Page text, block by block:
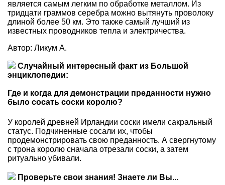
является самым легким по обработке металлом. Из
тридцати граммов серебра можно вытянуть проволоку
длиной более 50 км. Это также самый лучший из
известных проводников тепла и электричества.
Автор: Ликум А.
Случайный интересный факт из Большой
энциклопедии:
Где и когда для демонстрации преданности нужно
было сосать соски королю?
У королей древней Ирландии соски имели сакральный
статус. Подчиненные сосали их, чтобы
продемонстрировать свою преданность. А свергнутому
с трона королю сначала отрезали соски, а затем
ритуально убивали.
Проверьте свои знания! Знаете ли Вы...